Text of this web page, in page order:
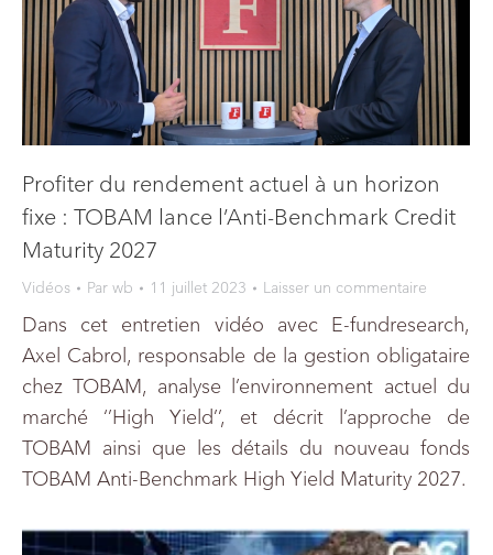
Profiter du rendement actuel à un horizon
fixe : TOBAM lance l’Anti-Benchmark Credit
Maturity 2027
Vidéos Par wb 11 juillet 2023 Laisser un commentaire
Dans cet entretien vidéo avec E-fundresearch,
Axel Cabrol, responsable de la gestion obligataire
chez TOBAM, analyse l’environnement actuel du
marché ‘’High Yield’’, et décrit l’approche de
TOBAM ainsi que les détails du nouveau fonds
TOBAM Anti-Benchmark High Yield Maturity 2027.